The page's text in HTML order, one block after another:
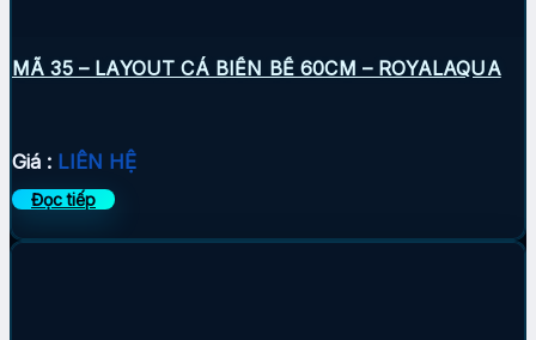
MÃ 35 – LAYOUT CÁ BIỂN BỂ 60CM – ROYALAQUA
Giá : LIÊN HỆ
Đọc tiếp